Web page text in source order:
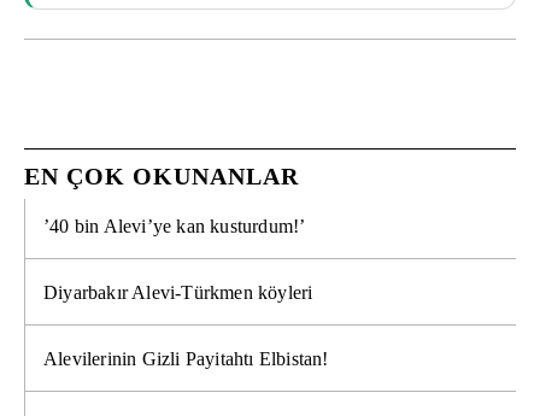
EN ÇOK OKUNANLAR
’40 bin Alevi’ye kan kusturdum!’
Diyarbakır Alevi-Türkmen köyleri
Alevilerinin Gizli Payitahtı Elbistan!